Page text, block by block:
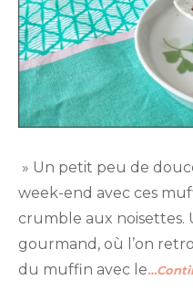
» Un petit peu de
week-end avec ces
crumble aux noisettes.
gourmand, où l’on
du muffin avec le